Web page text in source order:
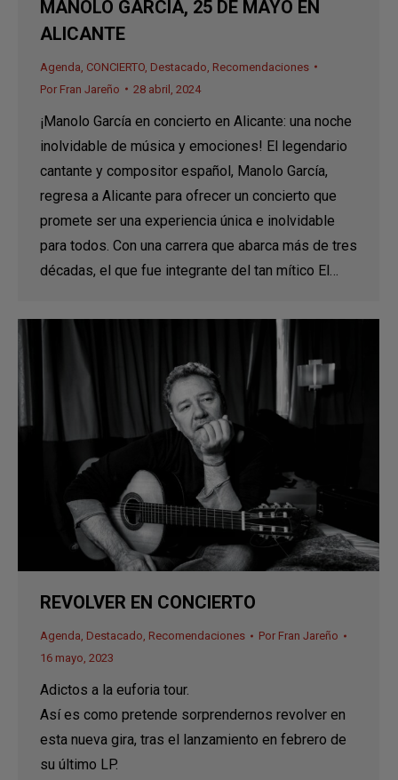
MANOLO GARCIA, 25 DE MAYO EN
ALICANTE
Agenda CONCIERTO Destacado Recomendaciones
Por Fran Jareño 28 abril, 2024
¡Manolo García en concierto en Alicante: una noche
inolvidable de música y emociones! El legendario
cantante y compositor español, Manolo García,
regresa a Alicante para ofrecer un concierto que
promete ser una experiencia única e inolvidable
para todos. Con una carrera que abarca más de tres
décadas, el que fue integrante del tan mítico El…
REVOLVER EN CONCIERTO
Agenda, Destacado, Recomendaciones Por Fran Jareño
16 mayo, 2023
Adictos a la euforia tour.
Así es como pretende sorprendernos revolver en
esta nueva gira, tras el lanzamiento en febrero de
su último LP.